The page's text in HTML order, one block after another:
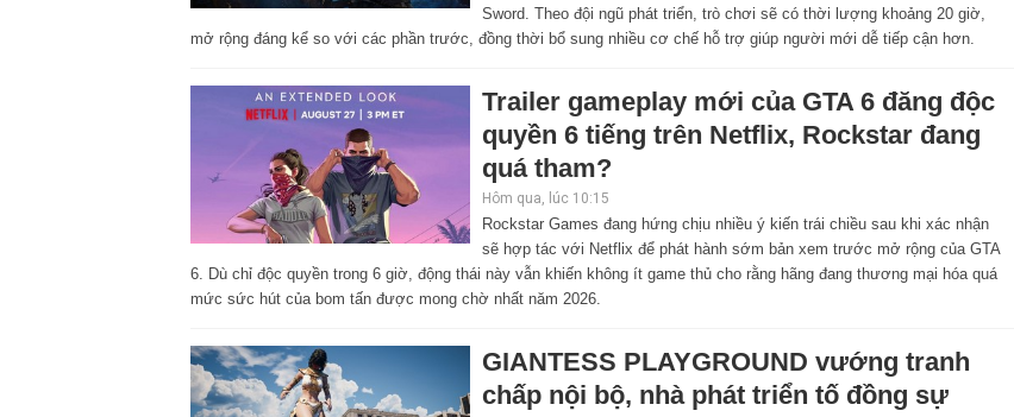
Sword. Theo đội ngũ phát triển, trò chơi sẽ có thời lượng khoảng 20 giờ,
mở rộng đáng kể so với các phần trước, đồng thời bổ sung nhiều cơ chế hỗ trợ giúp người mới dễ tiếp cận hơn.
Trailer gameplay mới của GTA 6 đăng độc
quyền 6 tiếng trên Netflix, Rockstar đang
quá tham?
Hôm qua, lúc 10:15
Rockstar Games đang hứng chịu nhiều ý kiến trái chiều sau khi xác nhận
sẽ hợp tác với Netflix để phát hành sớm bản xem trước mở rộng của GTA
6. Dù chỉ độc quyền trong 6 giờ, động thái này vẫn khiến không ít game thủ cho rằng hãng đang thương mại hóa quá
mức sức hút của bom tấn được mong chờ nhất năm 2026.
GIANTESS PLAYGROUND vướng tranh
chấp nội bộ, nhà phát triển tố đồng sự